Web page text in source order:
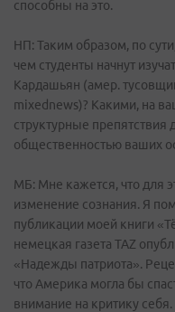
способны на это.
НП: Таким образом, по
чем студенты начнут
Кардашьян (амер.
mixednews)? Какими, на
структурные
общественностью ваших
МБ: Мне кажется, что для
изменение сознания. Я
публикации моей книги
немецкая газета TAZ
«Надежды патриота».
что Америка могла бы
внимание на критику